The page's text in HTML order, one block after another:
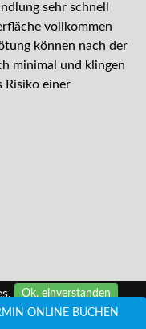
ONLINE BUCHEN
sehr schnell
vollkommen
können nach der
minimal und klingen
Risiko einer
Ok, einverstanden